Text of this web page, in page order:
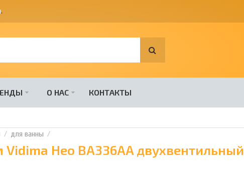
.
О НАС КОНТАКТЫ
для ванны
Нео BA336AA двухвентильный